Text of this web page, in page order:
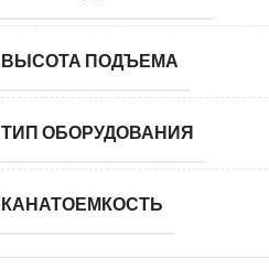
ВЫСОТА ПОДЪЕМА
ТИП ОБОРУДОВАНИЯ
КАНАТОЕМКОСТЬ